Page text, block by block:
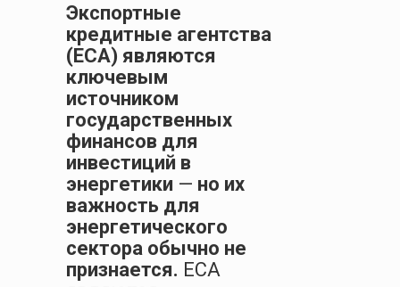
Экспортные
кредитные агентства
(ECA) являются
ключевым
источником
государственных
финансов для
инвестиций в
энергетики — но их
важность для
энергетического
сектора обычно не
признается. ECA